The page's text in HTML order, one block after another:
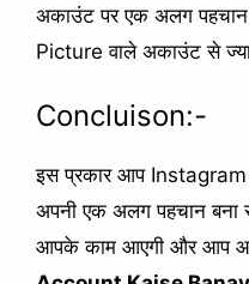
अकाउंट पर एक अलग पहचान
Picture वाले अकाउंट से
Concluison:-
इस प्रकार आप
अपनी एक अलग पहचान बना
आपके काम आएगी और आप